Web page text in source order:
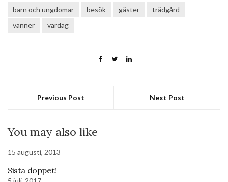
barn och ungdomar besök gäster
trädgård
vänner
vardag
Previous Post Next Post
You may also like
15 augusti, 2013
Sista doppet!